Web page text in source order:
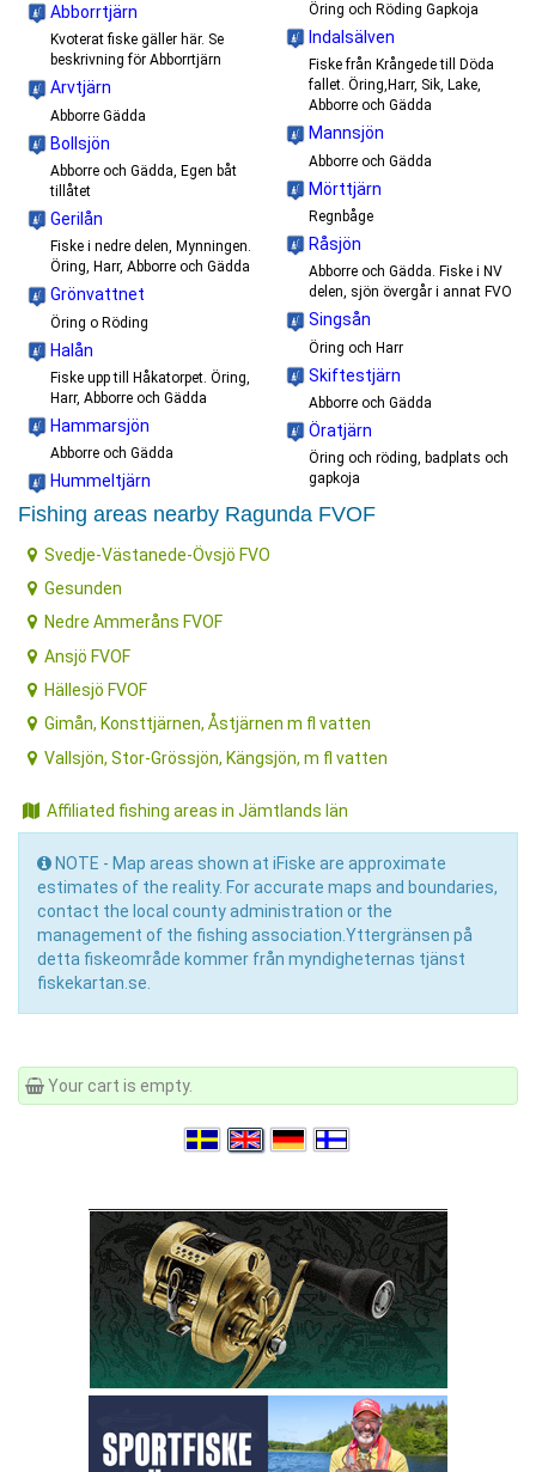
Abborrtjärn
Kvoterat fiske gäller här. Se
beskrivning för Abborrtjärn
Arvtjärn
Abborre Gädda
Bollsjön
Abborre och Gädda, Egen båt
tillåtet
Gerilån
Fiske i nedre delen, Mynningen.
Öring, Harr, Abborre och Gädda
Grönvattnet
Öring o Röding
Halån
Fiske upp till Håkatorpet. Öring,
Harr, Abborre och Gädda
Hammarsjön
Abborre och Gädda
Hummeltjärn
Öring och Röding Gapkoja
Indalsälven
Fiske från Krångede till Döda
fallet. Öring,Harr, Sik, Lake,
Abborre och Gädda
Mannsjön
Abborre och Gädda
Mörttjärn
Regnbåge
Råsjön
Abborre och Gädda. Fiske i NV
delen, sjön övergår i annat FVO
Singsån
Öring och Harr
Skiftestjärn
Abborre och Gädda
Öratjärn
Öring och röding, badplats och
gapkoja
Fishing areas nearby Ragunda FVOF
Svedje-Västanede-Övsjö FVO
Gesunden
Nedre Ammeråns FVOF
Ansjö FVOF
Hällesjö FVOF
Gimån, Konsttjärnen, Åstjärnen m fl vatten
Vallsjön, Stor-Grössjön, Kängsjön, m fl vatten
Affiliated fishing areas in Jämtlands län
NOTE - Map areas shown at iFiske are approximate
estimates of the reality. For accurate maps and boundaries,
contact the local county administration or the
management of the fishing association.Yttergränsen på
detta fiskeområde kommer från myndigheternas tjänst
fiskekartan.se.
Your cart is empty.